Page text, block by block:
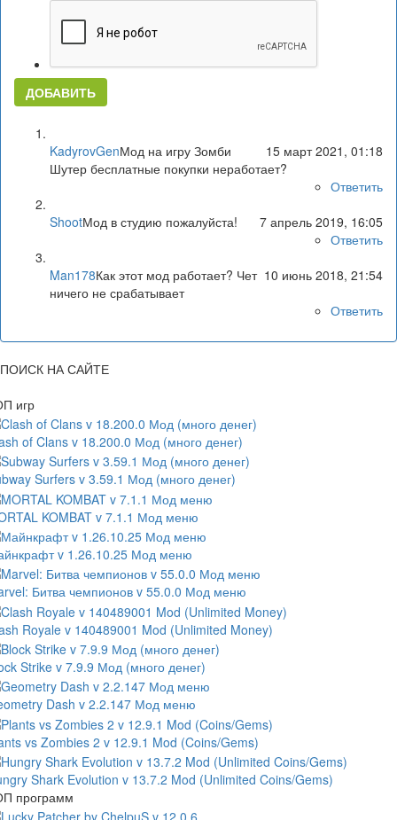
ДОБАВИТЬ
KadyrovGen 15 март 2021, 01:18
Мод на игру Зомби
Шутер бесплатные покупки неработает?
Ответить
Shoot
7 апрель 2019, 16:05
Мод в студию пожалуйста!
Ответить
Man178
10 июнь 2018, 21:54
Как этот мод работает? Чет
ничего не срабатывает
Ответить
ПОИСК НА САЙТЕ
игр
of Clans v 18.200.0 Мод (много денег)
Surfers v 3.59.1 Мод (много денег)
KOMBAT v 7.1.1 Мод меню
v 1.26.10.25 Мод меню
Битва чемпионов v 55.0.0 Мод меню
Royale v 140489001 Mod (Unlimited Money)
Strike v 7.9.9 Мод (много денег)
Dash v 2.2.147 Мод меню
vs Zombies 2 v 12.9.1 Mod (Coins/Gems)
Shark Evolution v 13.7.2 Mod (Unlimited Coins/Gems)
программ